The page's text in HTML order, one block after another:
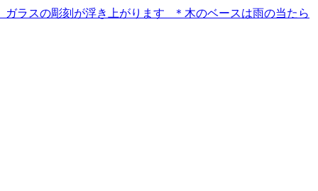
ラスの彫刻が浮き上がります ＊木のベースは雨の当たら